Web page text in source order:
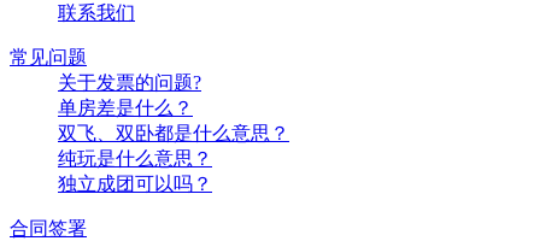
联系我们
常见问题
关于发票的问题?
单房差是什么？
双飞、双卧都是什么意思？
纯玩是什么意思？
独立成团可以吗？
合同签署